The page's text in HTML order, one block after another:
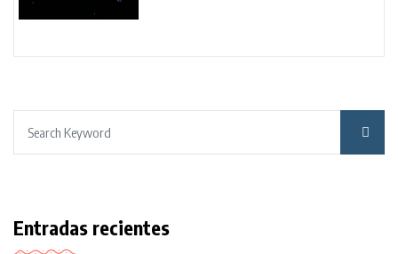
Entradas recientes